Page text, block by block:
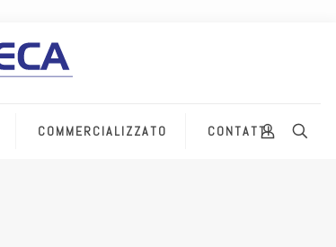
COMMERCIALIZZATO CONTATTI